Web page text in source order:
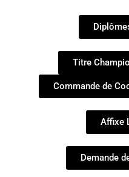
Titre
Commande de
Affixe
Demande